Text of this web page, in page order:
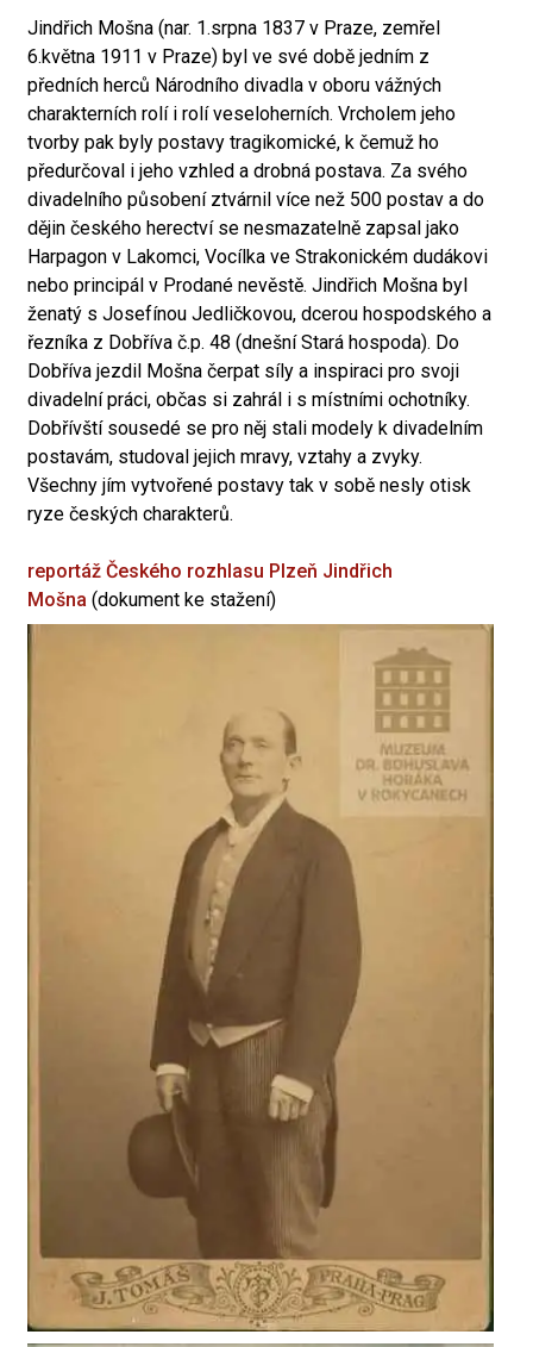
Jindřich Mošna (nar. 1.srpna 1837 v Praze, zemřel
6.května 1911 v Praze) byl ve své době jedním z
předních herců Národního divadla v oboru vážných
charakterních rolí i rolí veseloherních. Vrcholem jeho
tvorby pak byly postavy tragikomické, k čemuž ho
předurčoval i jeho vzhled a drobná postava. Za svého
divadelního působení ztvárnil více než 500 postav a do
dějin českého herectví se nesmazatelně zapsal jako
Harpagon v Lakomci, Vocílka ve Strakonickém dudákovi
nebo principál v Prodané nevěstě. Jindřich Mošna byl
ženatý s Josefínou Jedličkovou, dcerou hospodského a
řezníka z Dobříva č.p. 48 (dnešní Stará hospoda). Do
Dobříva jezdil Mošna čerpat síly a inspiraci pro svoji
divadelní práci, občas si zahrál i s místními ochotníky.
Dobřívští sousedé se pro něj stali modely k divadelním
postavám, studoval jejich mravy, vztahy a zvyky.
Všechny jím vytvořené postavy tak v sobě nesly otisk
ryze českých charakterů.
reportáž Českého rozhlasu Plzeň Jindřich
Mošna (dokument ke stažení)